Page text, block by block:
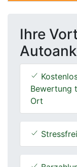
Ihre
Bewertung
Ort